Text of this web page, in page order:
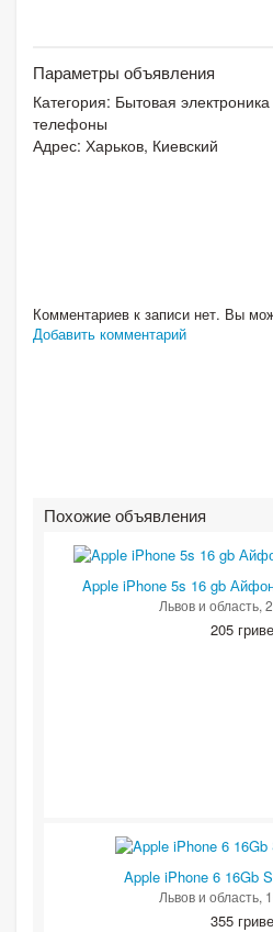
Параметры объявления
Категория: Бытовая электроника
телефоны
Адрес: Харьков, Киевский
Комментариев к записи нет. Вы
Добавить комментарий
Похожие объявления
Apple iPhone 5s 16 gb Айфон
Львов и область,
205
Apple iPhone 6 16Gb
Львов и область,
355